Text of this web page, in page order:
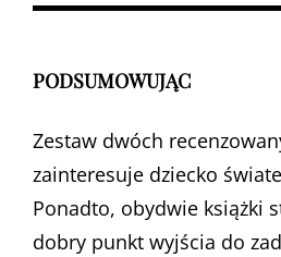
PODSUMOWUJĄC
Zestaw dwóch
zainteresuje dziecko
Ponadto, obydwie książki
dobry punkt wyjścia do